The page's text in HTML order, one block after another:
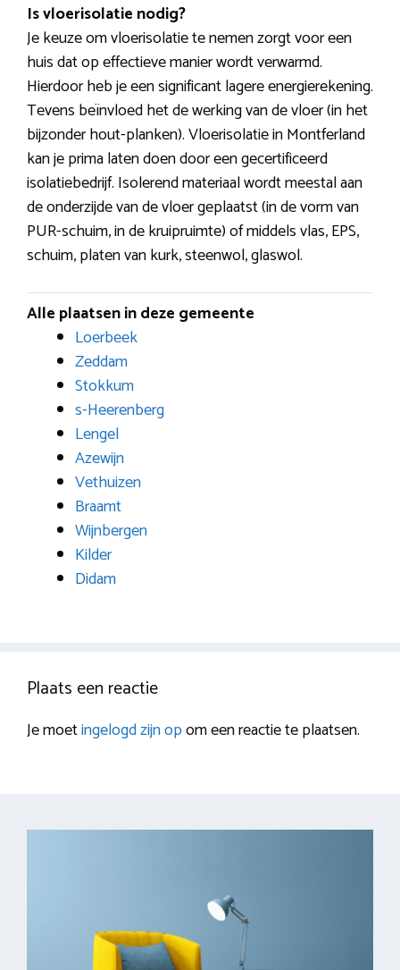
Is vloerisolatie nodig?
Je keuze om vloerisolatie te nemen zorgt voor een
huis dat op effectieve manier wordt verwarmd.
Hierdoor heb je een significant lagere energierekening.
Tevens beïnvloed het de werking van de vloer (in het
bijzonder hout-planken). Vloerisolatie in Montferland
kan je prima laten doen door een gecertificeerd
isolatiebedrijf. Isolerend materiaal wordt meestal aan
de onderzijde van de vloer geplaatst (in de vorm van
PUR-schuim, in de kruipruimte) of middels vlas, EPS,
schuim, platen van kurk, steenwol, glaswol.
Alle plaatsen in deze gemeente
Loerbeek
Zeddam
Stokkum
s-Heerenberg
Lengel
Azewijn
Vethuizen
Braamt
Wijnbergen
Kilder
Didam
Plaats een reactie
Je moetingelogd zijn opom een reactie te plaatsen.